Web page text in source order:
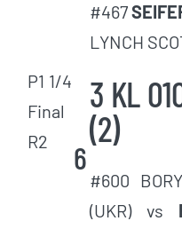
#467
LYNCH
P1 1/4
Final
R2
6
3 KL
(2)
#600
(UKR) vs